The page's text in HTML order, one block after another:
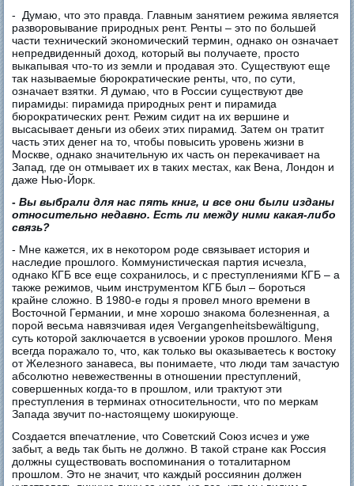
- Думаю, что это правда. Главным занятием режима является
разворовывание природных рент. Ренты – это по большей
части технический экономический термин, однако он означает
непредвиденный доход, который вы получаете, просто
выкапывая что-то из земли и продавая это. Существуют еще
так называемые бюрократические ренты, что, по сути,
означает взятки. Я думаю, что в России существуют две
пирамиды: пирамида природных рент и пирамида
бюрократических рент. Режим сидит на их вершине и
высасывает деньги из обеих этих пирамид. Затем он тратит
часть этих денег на то, чтобы повысить уровень жизни в
Москве, однако значительную их часть он перекачивает на
Запад, где он отмывает их в таких местах, как Вена, Лондон и
даже Нью-Йорк.
-Вы выбрали для нас пять книг, и все они были изданы
относительно недавно. Есть ли между ними какая-либо
связь?
- Мне кажется, их в некотором роде связывает история и
наследие прошлого. Коммунистическая партия исчезла,
однако КГБ все еще сохранилось, и с преступлениями КГБ – а
также режимов, чьим инструментом КГБ был – бороться
крайне сложно. В 1980-е годы я провел много времени в
Восточной Германии, и мне хорошо знакома болезненная, а
порой весьма навязчивая идея Vergangenheitsbewältigung,
суть которой заключается в усвоении уроков прошлого. Меня
всегда поражало то, что, как только вы оказываетесь к востоку
от Железного занавеса, вы понимаете, что люди там зачастую
абсолютно невежественны в отношении преступлений,
совершенных когда-то в прошлом, или трактуют эти
преступления в терминах относительности, что по меркам
Запада звучит по-настоящему шокирующе.
Создается впечатление, что Советский Союз исчез и уже
забыт, а ведь так быть не должно. В такой стране как Россия
должны существовать воспоминания о тоталитарном
прошлом. Это не значит, что каждый россиянин должен